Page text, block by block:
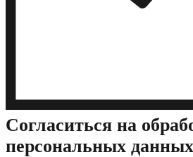
Cогласиться на
персональных данных